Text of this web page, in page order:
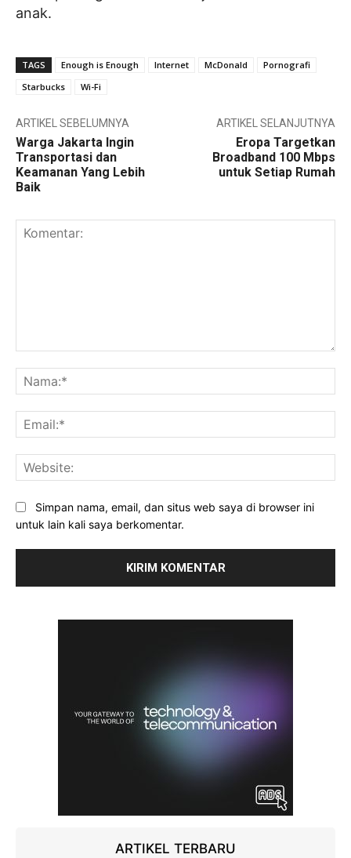
anak.
TAGS Enough is Enough Internet McDonald
Pornografi
Starbucks
Wi-Fi
ARTIKEL SEBELUMNYA
Warga Jakarta Ingin
Transportasi dan
Keamanan Yang Lebih
Baik
ARTIKEL SELANJUTNYA
Eropa Targetkan
Broadband 100 Mbps
untuk Setiap Rumah
Simpan nama, email, dan situs web saya di browser ini
untuk lain kali saya berkomentar.
ARTIKEL TERBARU